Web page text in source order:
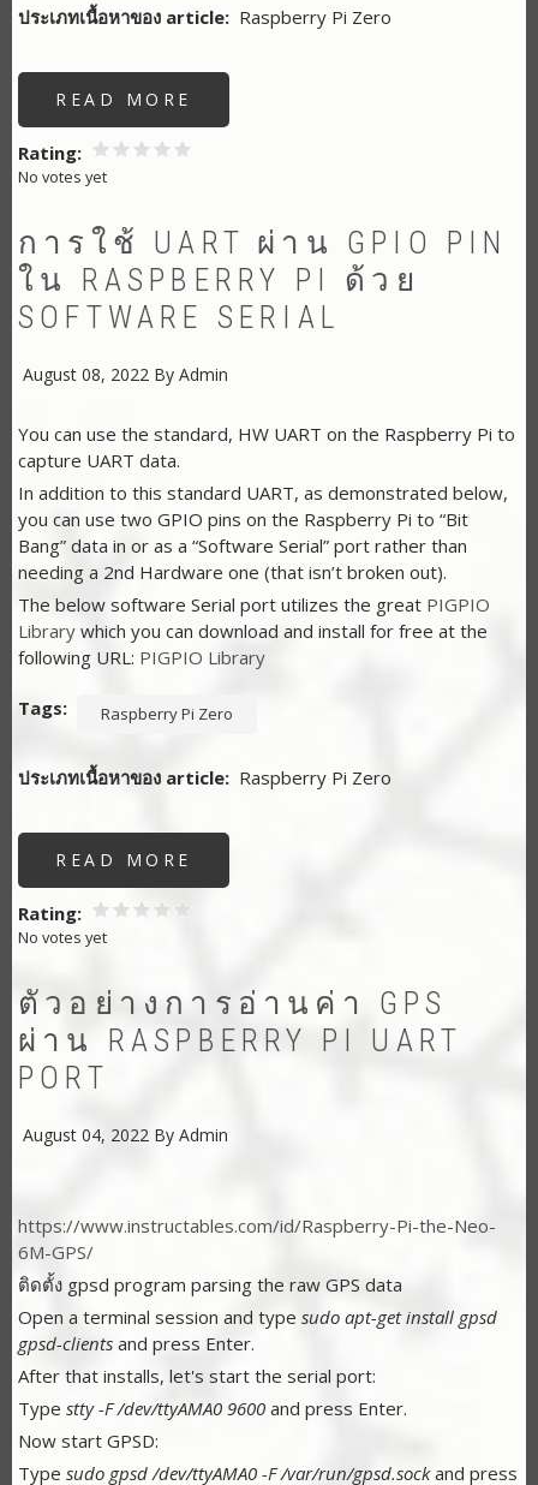
ประเภทเนื้อหาของ article Raspberry Pi Zero
READ MORE
สั่ง
GPIO
Rating
No votes yet
การใช้ UART ผ่าน GPIO PIN
ใน RASPBERRY PI ด้วย
SOFTWARE SERIAL
August 08, 2022 By Admin
You can use the standard, HW UART on the Raspberry Pi to
capture UART data.
In addition to this standard UART, as demonstrated below,
you can use two GPIO pins on the Raspberry Pi to “Bit
Bang” data in or as a “Software Serial” port rather than
needing a 2nd Hardware one (that isn’t broken out).
The below software Serial port utilizes the great PIGPIO
Library which you can download and install for free at the
following URL: PIGPIO Library
Tags Raspberry Pi Zero
ประเภทเนื้อหาของ article Raspberry Pi Zero
READ MORE
ใช้
RASPBERRY
PI
ด้วย
SOFTWARE
Rating
No votes yet
ตัวอย่างการอ่านค่า GPS
ผ่าน RASPBERRY PI UART
PORT
August 04, 2022 By Admin
https://www.instructables.com/id/Raspberry-Pi-the-Neo-
6M-GPS/
ติดตั้ง gpsd program parsing the raw GPS data
Open a terminal session and type sudo apt-get install gpsd
gpsd-clients and press Enter.
After that installs, let's start the serial port:
Type stty -F /dev/ttyAMA0 9600 and press Enter.
Now start GPSD:
Type sudo gpsd /dev/ttyAMA0 -F /var/run/gpsd.sockand press